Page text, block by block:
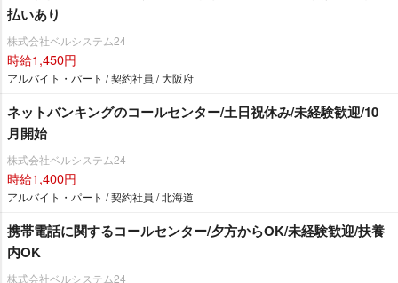
払いあり
株式会社ベルシステム24
時給1,450円
アルバイト・パート / 契約社員 / 大阪府
ネットバンキングのコールセンター/土日祝休み/未経験歓迎/10
月開始
株式会社ベルシステム24
時給1,400円
アルバイト・パート / 契約社員 / 北海道
携帯電話に関するコールセンター/夕方からOK/未経験歓迎/扶養
内OK
株式会社ベルシステム24